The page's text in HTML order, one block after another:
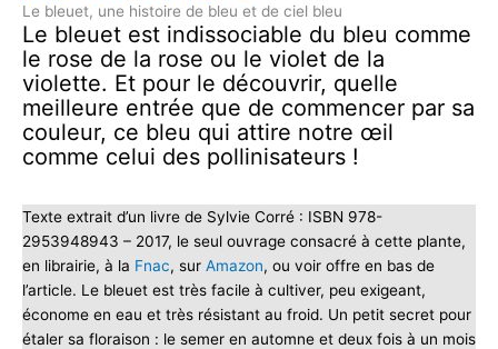
Le bleuet, une histoire de bleu et de ciel bleu
Le bleuet est indissociable du bleu comme
le rose de la rose ou le violet de la
violette. Et pour le découvrir, quelle
meilleure entrée que de commencer par sa
couleur, ce bleu qui attire notre œil
comme celui des pollinisateurs !
Texte extrait d’un livre de Sylvie Corré : ISBN 978-
2953948943 – 2017, le seul ouvrage consacré à cette plante,
en librairie, à la Fnac, sur Amazon, ou voir offre en bas de
l’article. Le bleuet est très facile à cultiver, peu exigeant,
économe en eau et très résistant au froid. Un petit secret pour
étaler sa floraison : le semer en automne et deux fois à un mois